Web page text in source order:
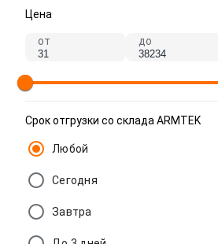
Цена
от до
Срок отгрузки со склада ARMTEK
Любой
Сегодня
Завтра